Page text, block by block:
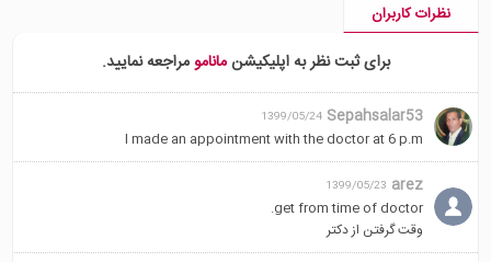
نظرات کاربران
برای ثبت نظر به اپلیکیشنمانامومراجعه نمایید.
Sepahsalar53
1399/05/24
I made an appointment with the doctor at 6 p.m
arez
1399/05/23
get from time of doctor.
وقت گرفتن از دکتر